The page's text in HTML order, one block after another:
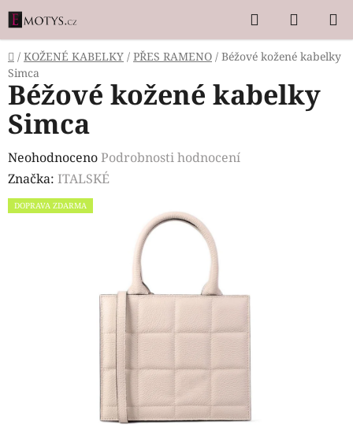
Přejít
na
obsah
Hledat
KOŠÍK
Domů
/ KOŽENÉ KABELKY / PŘES RAMENO / Béžové kožené kabelky
Simca
Béžové kožené kabelky
Simca
Průměrné
hodnocení
produktu
NeohodnocenoPodrobnosti hodnocení
Značka: ITALSKÉ
DOPRAVA ZDARMA